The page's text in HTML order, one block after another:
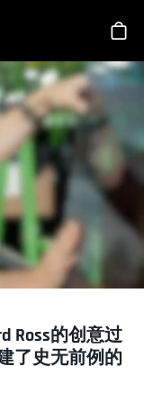
content
商
Ross的创意过
了史无前例的